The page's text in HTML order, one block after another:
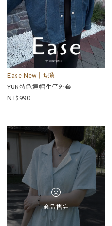
Ease New｜現貨
YUN特色連帽牛仔外套
990
商品售完